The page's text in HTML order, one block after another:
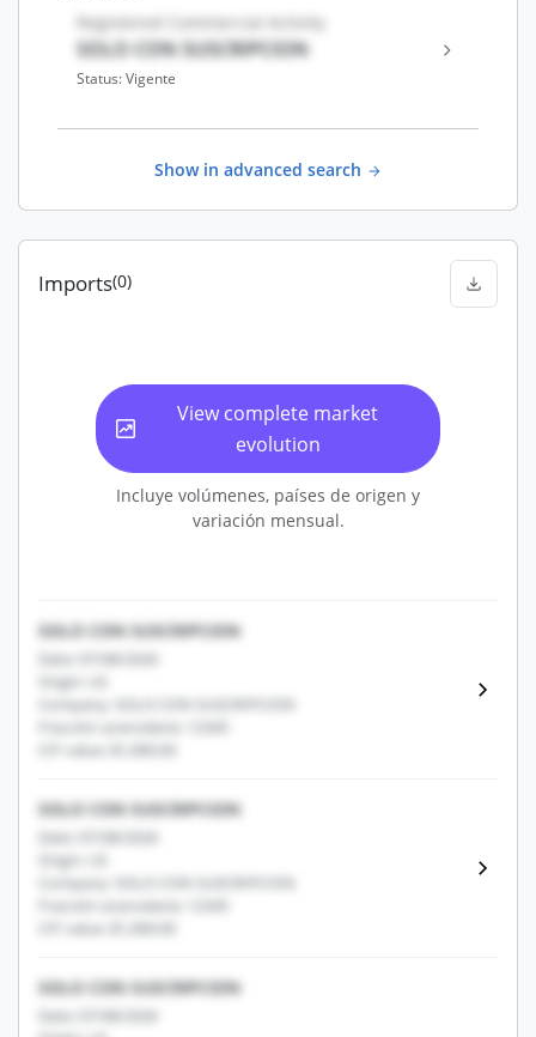
Registered Commercial Activity
SOLO CON SUSCRIPCION
Status: Vigente
Show in advanced search
Imports(0)
View complete market
evolution
Incluye volúmenes, países de origen y
variación mensual.
SOLO CON SUSCRIPCION
Date: 07/08/2026
Origin: US
Company: SOLO CON SUSCRIPCION
Fracción arancelaria: 12345
CIF value: $1,000.00
SOLO CON SUSCRIPCION
Date: 07/08/2026
Origin: US
Company: SOLO CON SUSCRIPCION
Fracción arancelaria: 12345
CIF value: $1,000.00
SOLO CON SUSCRIPCION
Date: 07/08/2026